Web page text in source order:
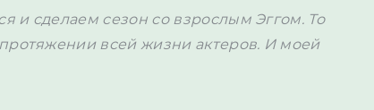
и сделаем сезон со взрослым Эггом. То
всей жизни актеров. И моей